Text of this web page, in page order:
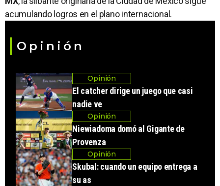
acumulando logros en el plano internacional.
Opinión
Opinión
El catcher dirige un juego que casi
nadie ve
Opinión
Niewiadoma domó al Gigante de
Provenza
Opinión
Skubal: cuando un equipo entrega a
su as